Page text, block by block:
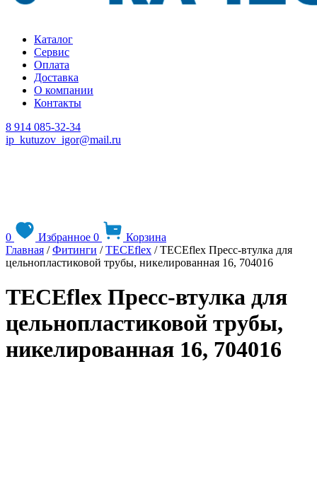
Каталог
Сервис
Оплата
Доставка
О компании
Контакты
8 914 085-32-34
ip_kutuzov_igor@mail.ru
0 Избранное 0
Корзина
Главная /Фитинги /TECEflex / TECEflex Пресс-втулка для
цельнопластиковой трубы, никелированная 16, 704016
TECEflex Пресс-втулка для
цельнопластиковой трубы,
никелированная 16, 704016